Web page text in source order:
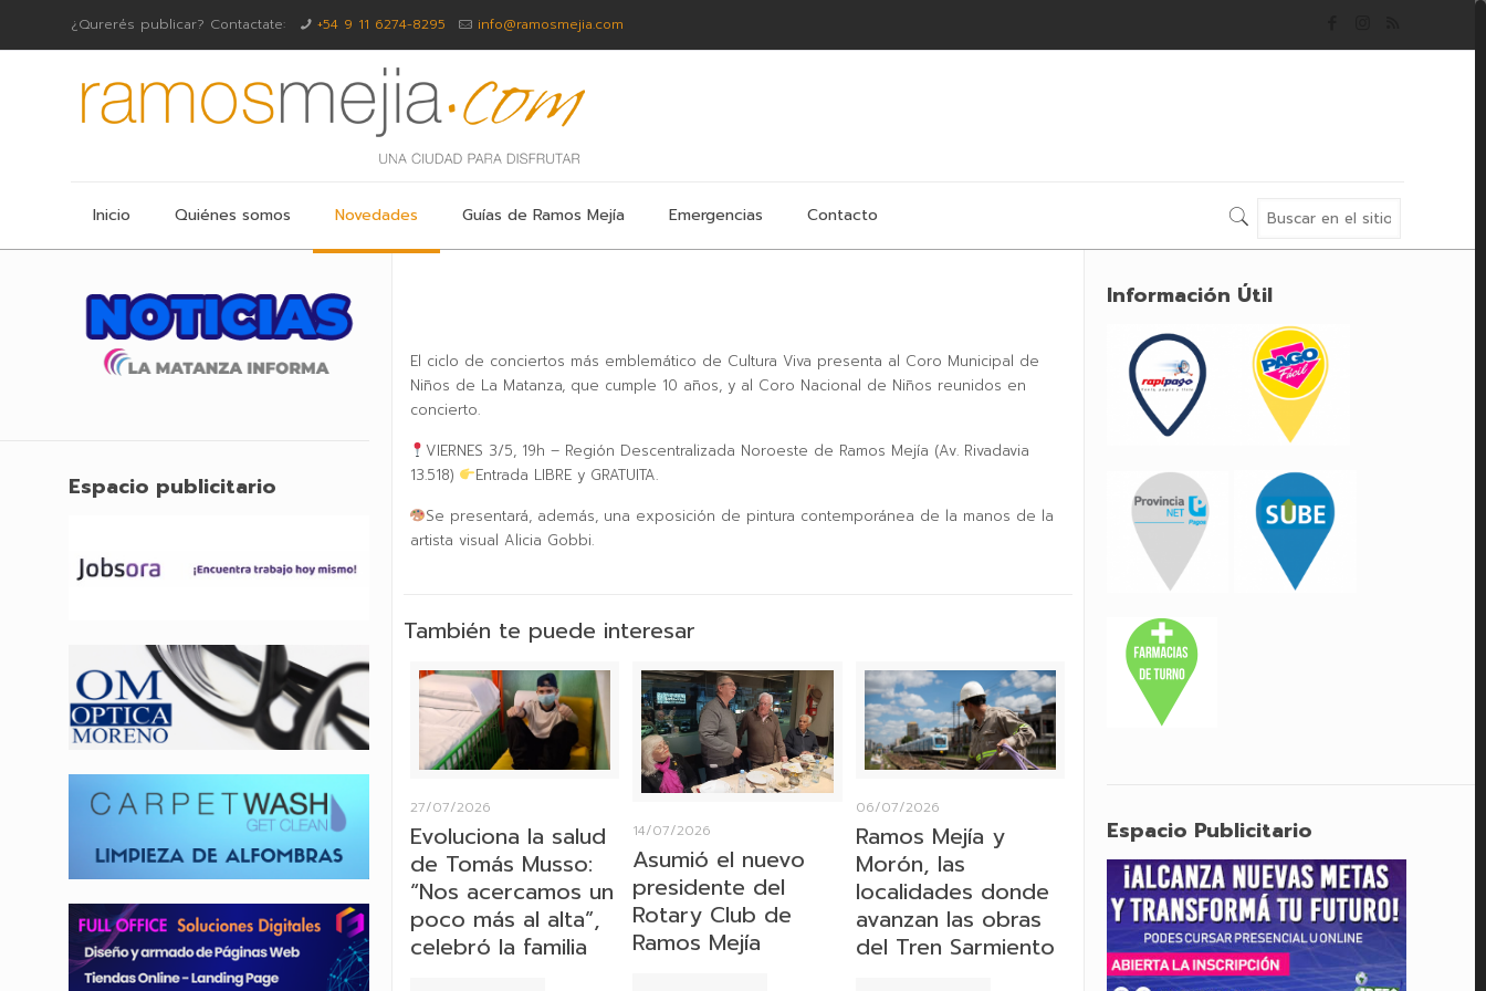
¿Qurerés publicar? Contactate: +54 9 11 6274-8295 info@ramosmejia.com
Inicio Quiénes somos Novedades Guías de Ramos Mejía Emergencias Contacto
El ciclo de conciertos más emblemático de Cultura Viva presenta al Coro Municipal de
Niños de La Matanza, que cumple 10 años, y al Coro Nacional de Niños reunidos en
concierto.
VIERNES 3/5, 19h – Región Descentralizada Noroeste de Ramos Mejía (Av. Rivadavia
13.518)
Entrada LIBRE y GRATUITA.
Se presentará, además, una exposición de pintura contemporánea de la manos de la
artista visual Alicia Gobbi.
También te puede interesar
27/07/2026
Evoluciona la salud
de Tomás Musso:
“Nos acercamos un
poco más al alta”,
celebró la familia
14/07/2026
Asumió el nuevo
presidente del
Rotary Club de
Ramos Mejía
06/07/2026
Ramos Mejía y
Morón, las
localidades donde
avanzan las obras
del Tren Sarmiento
Espacio publicitario
Información Útil
Espacio Publicitario